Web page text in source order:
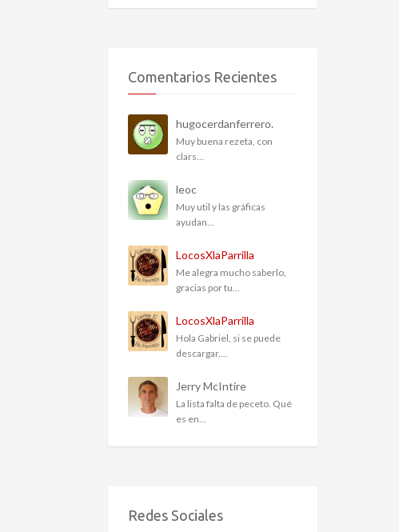
Comentarios Recientes
hugocerdanferrero.
Muy buena rezeta, con
clars...
leoc
Muy util y las gráficas
ayudan...
LocosXlaParrilla
Me alegra mucho saberlo,
gracias por tu...
LocosXlaParrilla
Hola Gabriel, si se puede
descargar,...
Jerry McIntire
La lista falta de peceto. Qué
es en...
Redes Sociales